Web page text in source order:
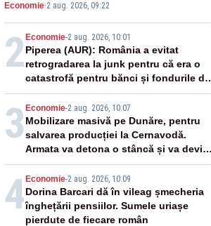
viitoare?
Economie·2 aug. 2026, 09:22
2 Economie-2 aug. 2026, 10:01
Piperea (AUR): România a evitat
retrogradarea la junk pentru că era o
catastrofă pentru bănci și fondurile de
pensii
3 Economie-2 aug. 2026, 10:07
Mobilizare masivă pe Dunăre, pentru
salvarea producției la Cernavodă.
Armata va detona o stâncă și va devia
apa fluviului - IMAGINI AERIENE
4 Economie-2 aug. 2026, 10:09
Dorina Barcari dă în vileag șmecheria
înghețării pensiilor. Sumele uriașe
pierdute de fiecare român